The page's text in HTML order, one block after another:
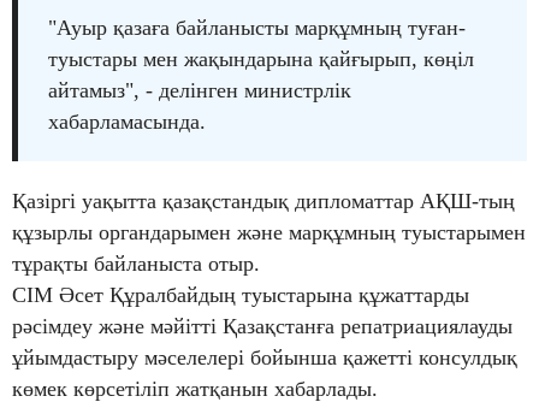
"Ауыр қазаға байланысты марқұмның туған-
туыстары мен жақындарына қайғырып, көңіл
айтамыз", - делінген министрлік
хабарламасында.
Қазіргі уақытта қазақстандық дипломаттар АҚШ-тың
құзырлы органдарымен және марқұмның туыстарымен
тұрақты байланыста отыр.
СІМ Әсет Құралбайдың туыстарына құжаттарды
рәсімдеу және мәйітті Қазақстанға репатриациялауды
ұйымдастыру мәселелері бойынша қажетті консулдық
көмек көрсетіліп жатқанын хабарлады.